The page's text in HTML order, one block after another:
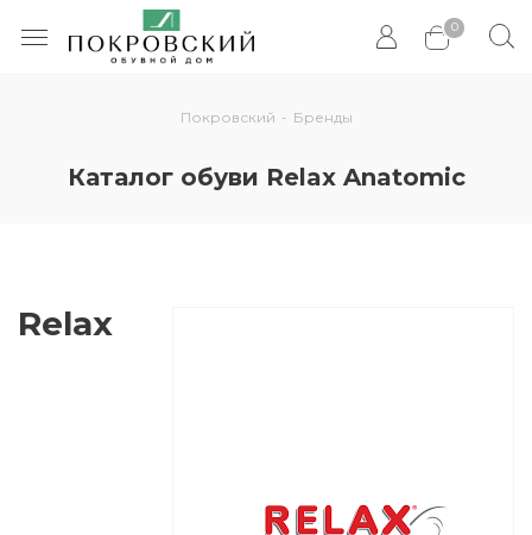
0
Покровский - Бренды
Каталог обуви Relax Anatomic
Relax